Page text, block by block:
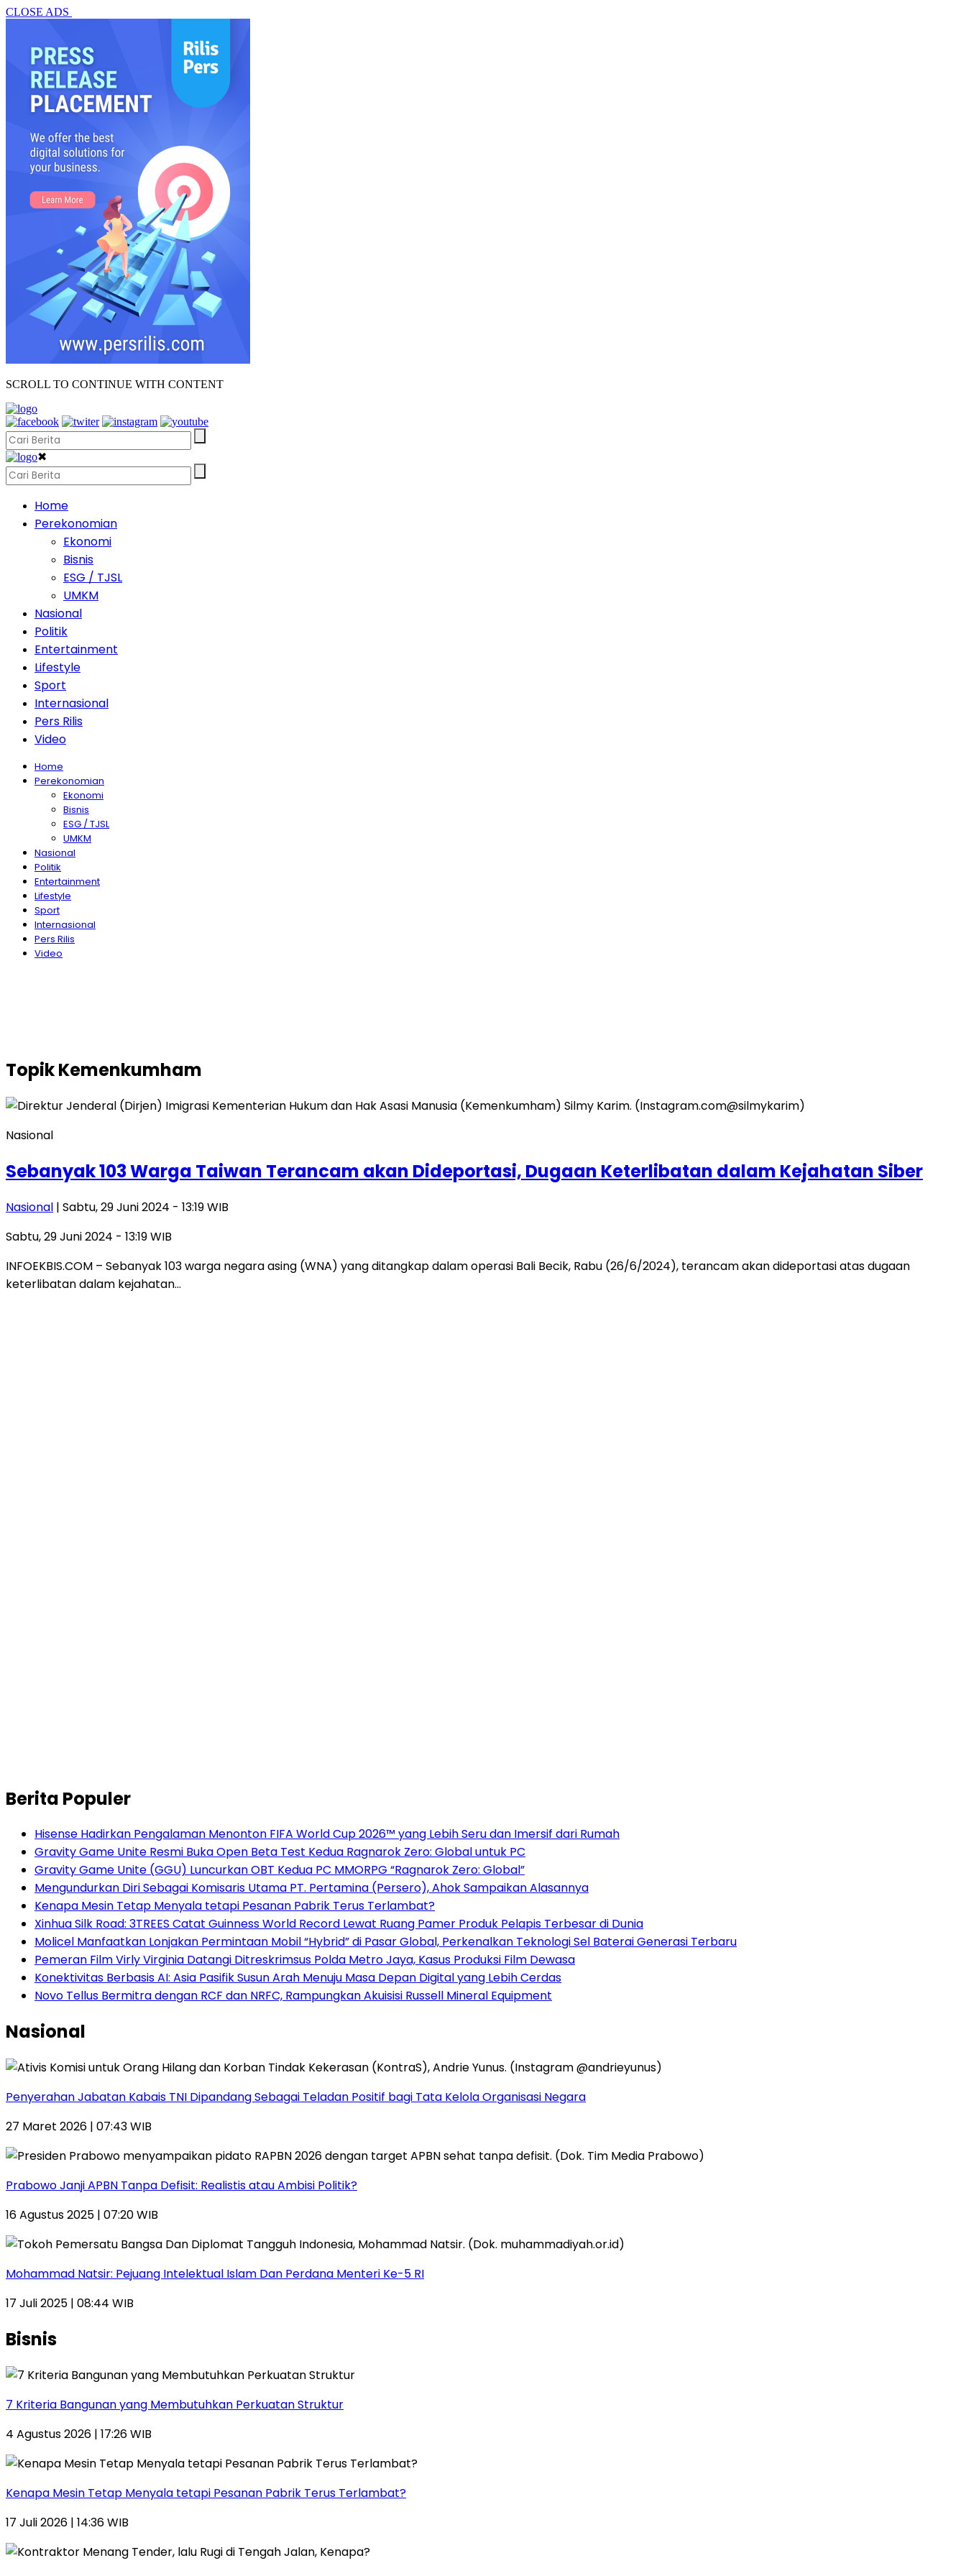
CLOSE ADS
SCROLL TO CONTINUE WITH CONTENT
✖
Home
Perekonomian
Ekonomi
Bisnis
ESG / TJSL
UMKM
Nasional
Politik
Entertainment
Lifestyle
Sport
Internasional
Pers Rilis
Video
Home
Perekonomian
Ekonomi
Bisnis
ESG / TJSL
UMKM
Nasional
Politik
Entertainment
Lifestyle
Sport
Internasional
Pers Rilis
Video
TopikKemenkumham
Nasional
Sebanyak 103 Warga Taiwan Terancam akan Dideportasi, Dugaan Keterlibatan dalam Kejahatan Siber
Nasional | Sabtu, 29 Juni 2024 - 13:19 WIB
Sabtu, 29 Juni 2024 - 13:19 WIB
INFOEKBIS.COM – Sebanyak 103 warga negara asing (WNA) yang ditangkap dalam operasi Bali Becik, Rabu (26/6/2024), terancam akan dideportasi atas dugaan
keterlibatan dalam kejahatan…
Berita Populer
Hisense Hadirkan Pengalaman Menonton FIFA World Cup 2026™ yang Lebih Seru dan Imersif dari Rumah
Gravity Game Unite Resmi Buka Open Beta Test Kedua Ragnarok Zero: Global untuk PC
Gravity Game Unite (GGU) Luncurkan OBT Kedua PC MMORPG “Ragnarok Zero: Global”
Mengundurkan Diri Sebagai Komisaris Utama PT. Pertamina (Persero), Ahok Sampaikan Alasannya
Kenapa Mesin Tetap Menyala tetapi Pesanan Pabrik Terus Terlambat?
Xinhua Silk Road: 3TREES Catat Guinness World Record Lewat Ruang Pamer Produk Pelapis Terbesar di Dunia
Molicel Manfaatkan Lonjakan Permintaan Mobil “Hybrid” di Pasar Global, Perkenalkan Teknologi Sel Baterai Generasi Terbaru
Pemeran Film Virly Virginia Datangi Ditreskrimsus Polda Metro Jaya, Kasus Produksi Film Dewasa
Konektivitas Berbasis AI: Asia Pasifik Susun Arah Menuju Masa Depan Digital yang Lebih Cerdas
Novo Tellus Bermitra dengan RCF dan NRFC, Rampungkan Akuisisi Russell Mineral Equipment
Nasional
Penyerahan Jabatan Kabais TNI Dipandang Sebagai Teladan Positif bagi Tata Kelola Organisasi Negara
27 Maret 2026 | 07:43 WIB
Prabowo Janji APBN Tanpa Defisit: Realistis atau Ambisi Politik?
16 Agustus 2025 | 07:20 WIB
Mohammad Natsir: Pejuang Intelektual Islam Dan Perdana Menteri Ke-5 RI
17 Juli 2025 | 08:44 WIB
Bisnis
7 Kriteria Bangunan yang Membutuhkan Perkuatan Struktur
4 Agustus 2026 | 17:26 WIB
Kenapa Mesin Tetap Menyala tetapi Pesanan Pabrik Terus Terlambat?
17 Juli 2026 | 14:36 WIB